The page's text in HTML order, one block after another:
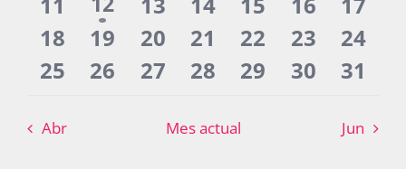
Recursos
Súmate
de
Eventos
eventoseventoeventoseventoseventoseventos
0
eventos
18
0
eventos
19
0
eventos
20
0
eventos
21
0
eventos
22
0
eventos
23
0
24
0
25
0
26
0
27
0
28
0
29
0
30
0
31
Abr Mes actual Jun